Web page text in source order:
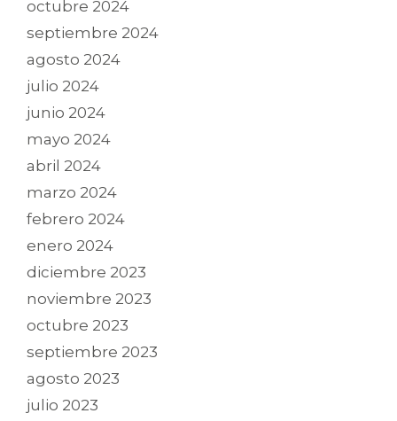
octubre 2024
septiembre 2024
agosto 2024
julio 2024
junio 2024
mayo 2024
abril 2024
marzo 2024
febrero 2024
enero 2024
diciembre 2023
noviembre 2023
octubre 2023
septiembre 2023
agosto 2023
julio 2023